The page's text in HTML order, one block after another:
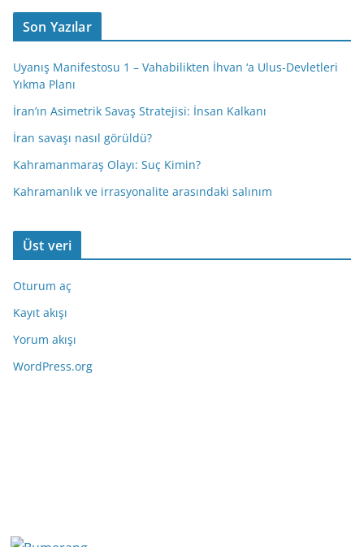
Son Yazılar
Uyanış Manifestosu 1 – Vahabilikten İhvan ‘a Ulus-Devletleri
Yıkma Planı
İran’ın Asimetrik Savaş Stratejisi: İnsan Kalkanı
İran savaşı nasıl görüldü?
Kahramanmaraş Olayı: Suç Kimin?
Kahramanlık ve irrasyonalite arasındaki salınım
Üst veri
Oturum aç
Kayıt akışı
Yorum akışı
WordPress.org